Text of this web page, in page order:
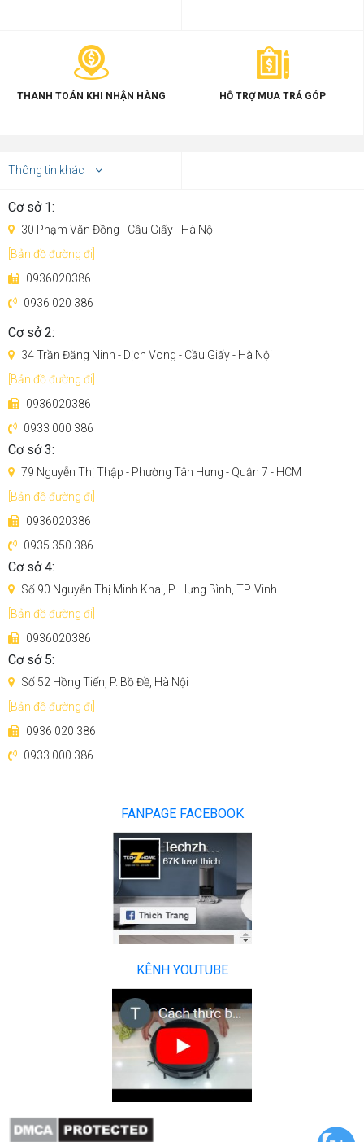
THANH TOÁN KHI NHẬN HÀNG HỖ TRỢ MUA TRẢ GÓP
Thông tin khác
Cơ sở 1:
30 Phạm Văn Đồng - Cầu Giấy - Hà Nội
[Bản đồ đường đi]
0936020386
0936 020 386
Cơ sở 2:
34 Trần Đăng Ninh - Dịch Vong - Cầu Giấy - Hà Nội
[Bản đồ đường đi]
0936020386
0933 000 386
Cơ sở 3:
79 Nguyễn Thị Thập - Phường Tân Hưng - Quận 7 - HCM
[Bản đồ đường đi]
0936020386
0935 350 386
Cơ sở 4:
Số 90 Nguyễn Thị Minh Khai, P. Hưng Bình, TP. Vinh
[Bản đồ đường đi]
0936020386
Cơ sở 5:
Số 52 Hồng Tiến, P. Bồ Đề, Hà Nội
[Bản đồ đường đi]
0936 020 386
0933 000 386
FANPAGE FACEBOOK
KÊNH YOUTUBE